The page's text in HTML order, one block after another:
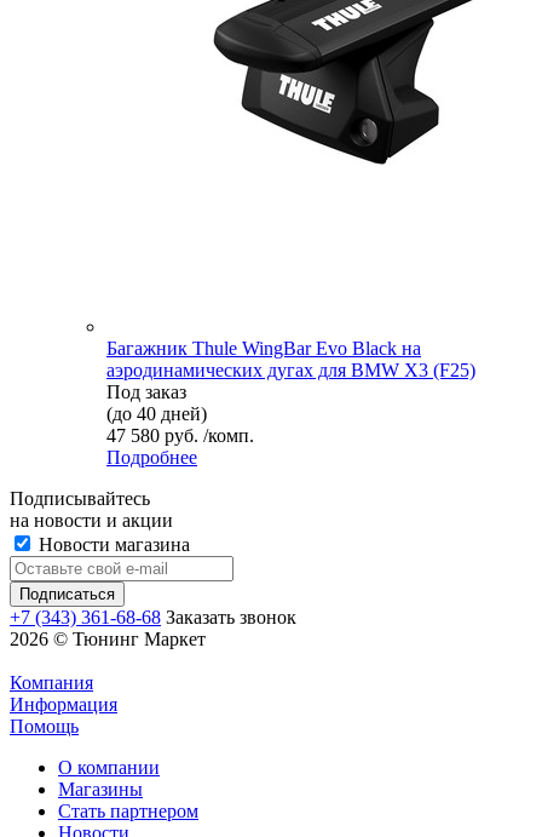
Багажник Thule WingBar Evo Black на
аэродинамических дугах для BMW X3 (F25)
Под заказ
(до 40 дней)
47 580 руб. /комп.
Подробнее
Подписывайтесь
на новости и акции
Новости магазина
+7 (343) 361-68-68 Заказать звонок
2026 © Тюнинг Маркет
Компания
Информация
Помощь
О компании
Магазины
Стать партнером
Новости